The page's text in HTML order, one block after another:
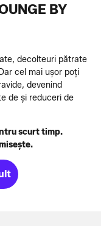
BY
decolteuri pătrate
cel mai ușor poți
devenind
de și reduceri de
scurt timp.